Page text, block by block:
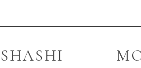
SHASHI